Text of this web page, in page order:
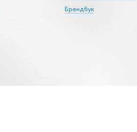
Брендбук